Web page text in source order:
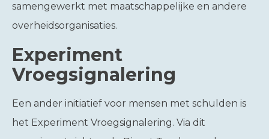
samengewerkt met maatschappelijke en andere
overheidsorganisaties.
Experiment
Vroegsignalering
Een ander initiatief voor mensen met schulden is
het Experiment Vroegsignalering. Via dit